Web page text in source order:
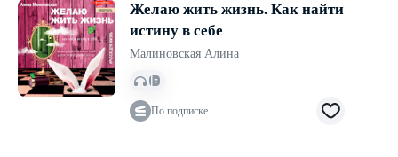
Желаю жить жизнь. Как найти
истину в себе
Малиновская Алина
По подписке